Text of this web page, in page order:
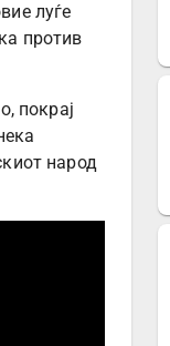
луѓе
против
покрај
народ